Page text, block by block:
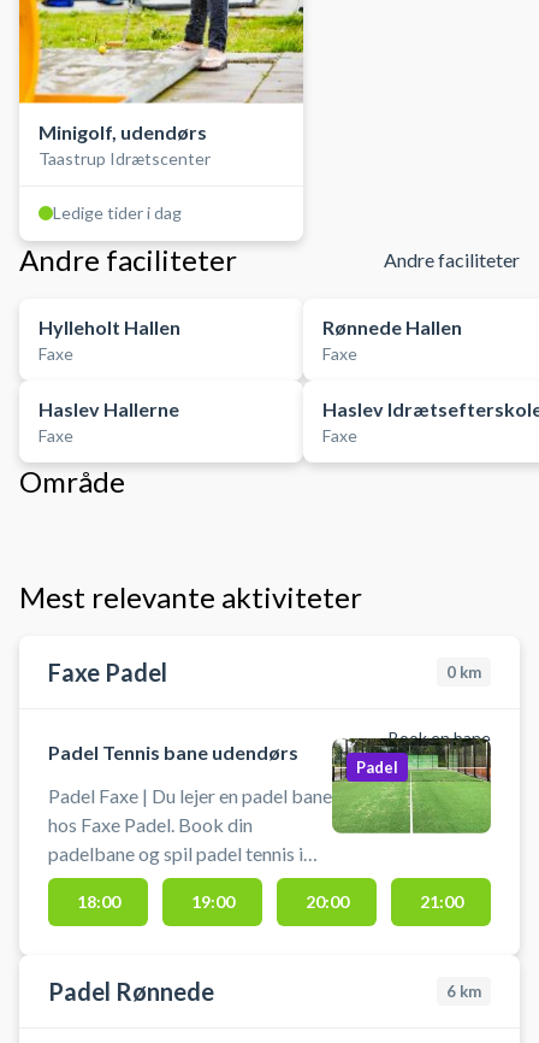
Minigolf, udendørs
Taastrup Idrætscenter
Ledige tider i dag
Andre faciliteter Andre faciliteter
Hylleholt Hallen
Faxe
Rønnede Hallen
Faxe
Haslev Hallerne
Faxe
Haslev
Faxe
Område
Mest relevante aktiviteter
Faxe Padel 0 km
Book en bane
Padel Tennis bane udendørs
Padel Faxe | Du lejer en padel bane
hos Faxe Padel. Book din
padelbane og spil padel tennis i
Faxe på en udendørs padelbane
for optil 4 spillere. PRAKTISK
padelbanen, og er inkluderet i
Padel
18:00 19:00 20:00 21:00
Padel Rønnede 6 km